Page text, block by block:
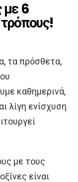
με 6
τα πρόσθετα,
καθημερινά,
λίγη ενίσχυση
με τους
είναι